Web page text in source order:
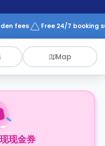
fees Free 24/7 booking
Map
现金券